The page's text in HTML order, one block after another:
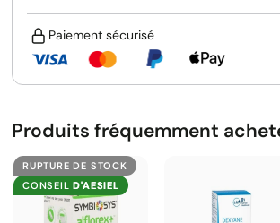
Paiement sécurisé
Produits fréquemment
RUPTURE DE STOCK
CONSEILD'AESIEL